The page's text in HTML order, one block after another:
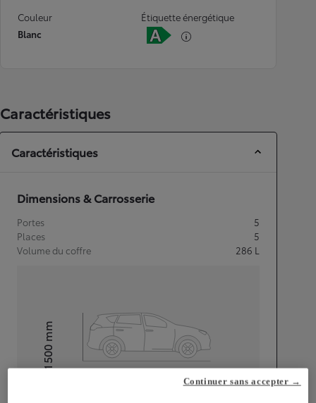
Couleur
Blanc
Étiquette énergétique
Caractéristiques
Caractéristiques
Dimensions & Carrosserie
Portes
5
Places
5
Volume du coffre
286 L
Hauteur1 500
mm
Continuer sans accepter →